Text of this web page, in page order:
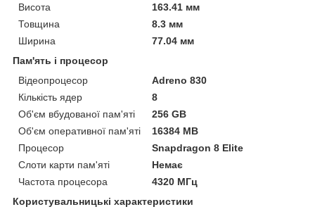
Висота
163.41 мм
Товщина
8.3 мм
Ширина
77.04 мм
Пам'ять і процесор
Відеопроцесор
Adreno 830
Кількість ядер
8
Об'єм вбудованої пам'яті
256 GB
Об'єм оперативної пам'яті
16384 MB
Процесор
Snapdragon 8 Elite
Слоти карти пам'яті
Немає
Частота процесора
4320 МГц
Користувальницькі характеристики